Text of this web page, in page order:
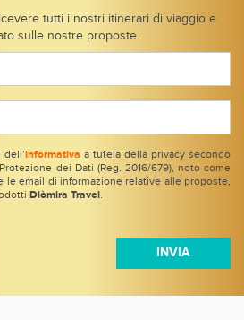
tutti i nostri itinerari di viaggio e
sulle nostre proposte.
informativa a tutela della privacy secondo
dei Dati (Reg. 2016/679), noto come
le email di informazione relative alle proposte,
Diòmira Travel .